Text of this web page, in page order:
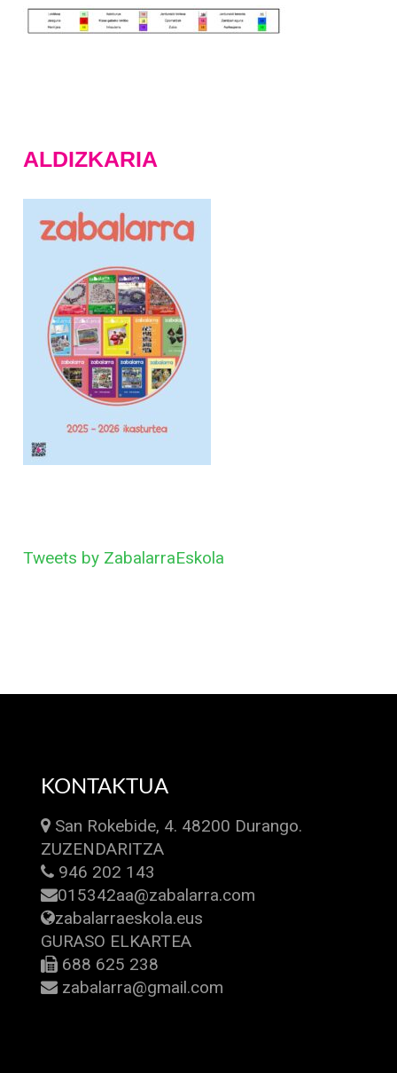
ALDIZKARIA
Tweets by ZabalarraEskola
KONTAKTUA
San Rokebide, 4. 48200 Durango.
ZUZENDARITZA
946 202 143
015342aa@zabalarra.com
zabalarraeskola.eus
GURASO ELKARTEA
688 625 238
zabalarra@gmail.com